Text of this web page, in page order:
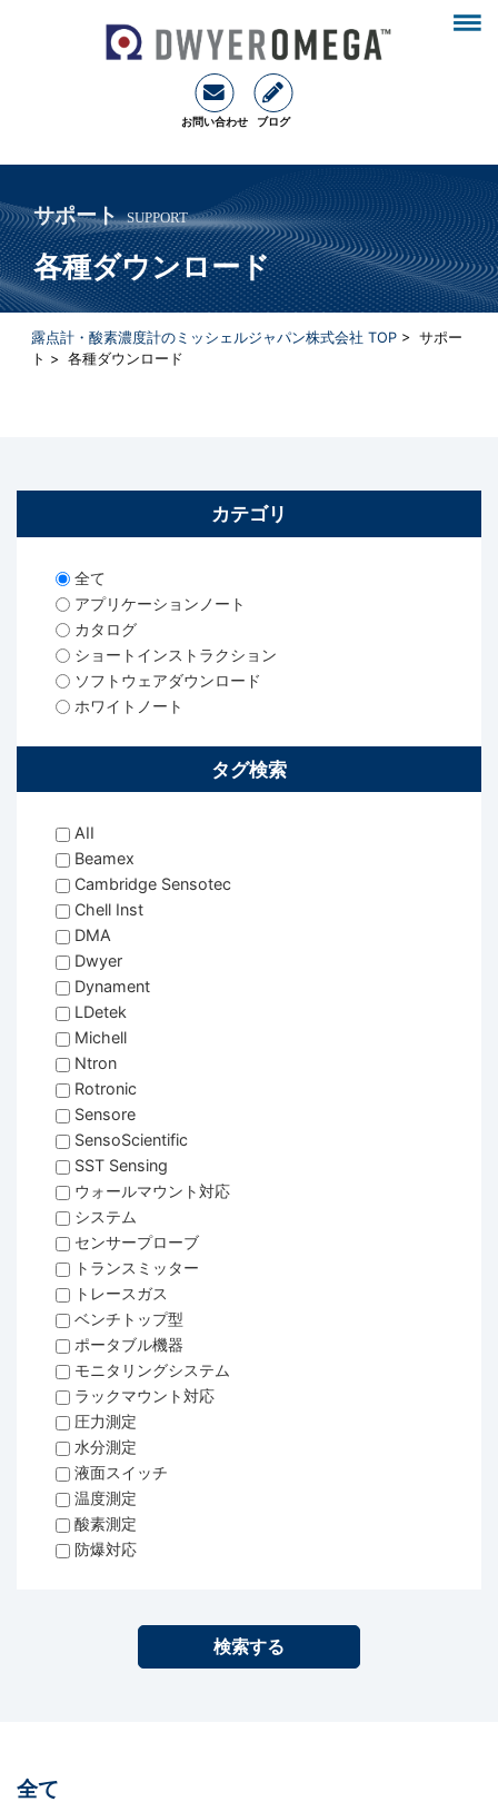
お問い合わせ ブログ
サポート SUPPORT
各種ダウンロード
露点計・酸素濃度計のミッシェルジャパン株式会社 TOP> サポー
ト > 各種ダウンロード
カテゴリ
全て
アプリケーションノート
カタログ
ショートインストラクション
ソフトウェアダウンロード
ホワイトノート
タグ検索
AII
Beamex
Cambridge Sensotec
Chell Inst
DMA
Dwyer
Dynament
LDetek
Michell
Ntron
Rotronic
Sensore
SensoScientific
SST Sensing
ウォールマウント対応
システム
センサープローブ
トランスミッター
トレースガス
ベンチトップ型
ポータブル機器
モニタリングシステム
ラックマウント対応
圧力測定
水分測定
液面スイッチ
温度測定
酸素測定
防爆対応
全て